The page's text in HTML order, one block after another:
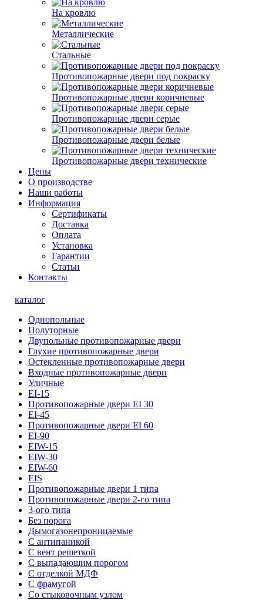
На кровлю
Металлические
Стальные
Противопожарные двери под покраску
Противопожарные двери коричневые
Противопожарные двери серые
Противопожарные двери белые
Противопожарные двери технические
Цены
О производстве
Наши работы
Информация
Сертификаты
Доставка
Оплата
Установка
Гарантии
Статьи
Контакты
каталог
Однопольные
Полуторные
Двупольные противопожарные двери
Глухие противопожарные двери
Остекленные противопожарные двери
Входные противопожарные двери
Уличные
EI-15
Противопожарные двери EI 30
EI-45
Противопожарные двери EI 60
EI-90
EIW-15
EIW-30
EIW-60
EIS
Противопожарные двери 1 типа
Противопожарные двери 2-го типа
3-ого типа
Без порога
Дымогазонепроницаемые
С антипаникой
С вент решеткой
С выпадающим порогом
С отделкой МДФ
С фрамугой
Со стыковочным узлом